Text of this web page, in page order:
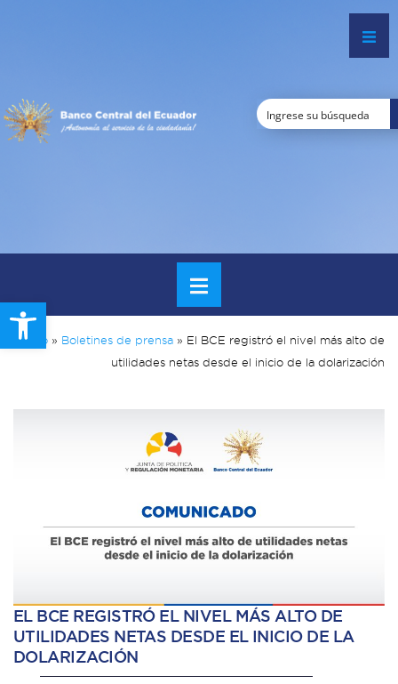
Open toolbar
Inicio » Boletines de prensa » El BCE registró el nivel más alto de
utilidades netas desde el inicio de la dolarización
EL BCE REGISTRÓ EL NIVEL MÁS ALTO DE
UTILIDADES NETAS DESDE EL INICIO DE LA
DOLARIZACIÓN